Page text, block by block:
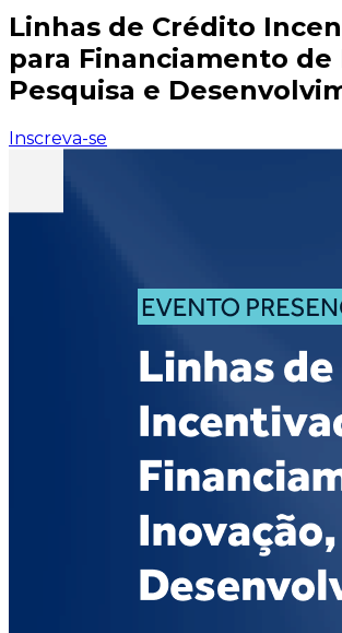
Linhas de Crédito
para Financiamento de
Pesquisa e
Inscreva-se